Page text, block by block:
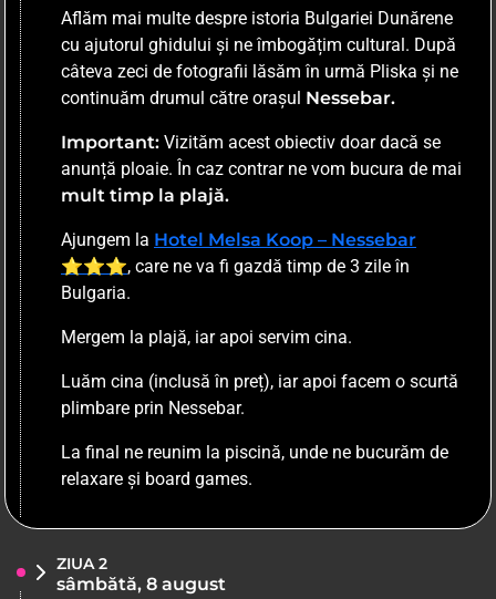
Aflăm mai multe despre istoria Bulgariei Dunărene
cu ajutorul ghidului și ne îmbogățim cultural. După
câteva zeci de fotografii lăsăm în urmă Pliska și ne
continuăm drumul către orașul Nessebar.
Important: Vizităm acest obiectiv doar dacă se
anunță ploaie. În caz contrar ne vom bucura de mai
mult timp la plajă.
Ajungem la Hotel Melsa Koop – Nessebar
⭐⭐⭐, care ne va fi gazdă timp de 3 zile în
Bulgaria.
Mergem la plajă, iar apoi servim cina.
Luăm cina (inclusă în preț), iar apoi facem o scurtă
plimbare prin Nessebar.
La final ne reunim la piscină, unde ne bucurăm de
relaxare și board games.
ZIUA 2
sâmbătă, 8 august